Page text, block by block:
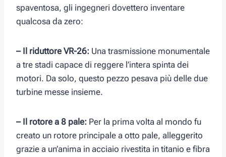
spaventosa, gli ingegneri dovettero inventare
qualcosa da zero:
– Il riduttore VR-26: Una trasmissione monumentale
a tre stadi capace di reggere l’intera spinta dei
motori. Da solo, questo pezzo pesava più delle due
turbine messe insieme.
– Il rotore a 8 pale: Per la prima volta al mondo fu
creato un rotore principale a otto pale, alleggerito
grazie a un’anima in acciaio rivestita in titanio e fibra